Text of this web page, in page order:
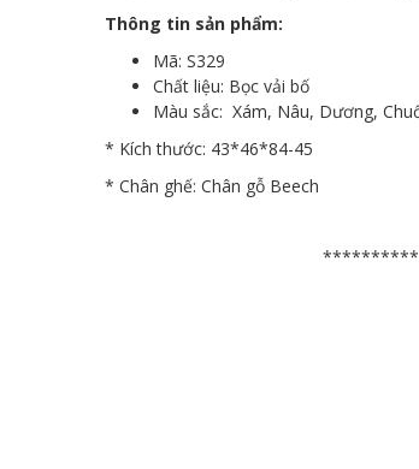
Thông tin sản phẩm:
Mã: S329
Chất liệu: Bọc vải bố
Màu sắc: Xám, Nâu, Dương,
* Kích thước: 43*46*84-45
* Chân ghế: Chân gỗ Beech